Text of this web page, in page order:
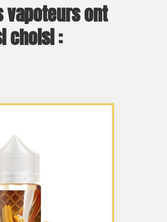
vapoteurs ont
choisi :